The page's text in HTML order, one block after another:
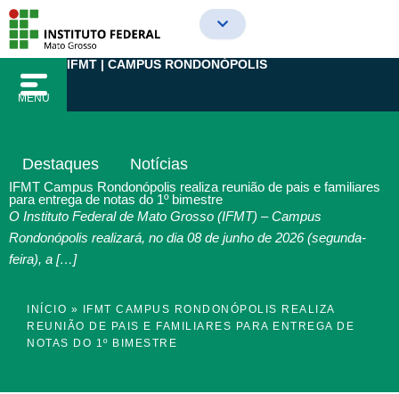
para
conteúdo
MENU
IFMT | CAMPUS RONDONÓPOLIS
Destaques Notícias
IFMT Campus Rondonópolis realiza reunião de pais e familiares
para entrega de notas do 1º bimestre
O Instituto Federal de Mato Grosso (IFMT) – Campus
Rondonópolis realizará, no dia 08 de junho de 2026 (segunda-
feira), a […]
INÍCIO »
IFMT CAMPUS RONDONÓPOLIS REALIZA
REUNIÃO DE PAIS E FAMILIARES PARA ENTREGA DE
NOTAS DO 1º BIMESTRE